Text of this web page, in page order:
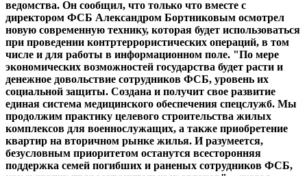
ведомства. Он сообщил, что только что вместе с
директором ФСБ Александром Бортниковым осмотрел
новую современную технику, которая будет использоваться
при проведении контртеррористических операций, в том
числе и для работы в информационном поле. "По мере
экономических возможностей государства будет расти и
денежное довольствие сотрудников ФСБ, уровень их
социальной защиты. Создана и получит свое развитие
единая система медицинского обеспечения спецслужб. Мы
продолжим практику целевого строительства жилых
комплексов для военнослужащих, а также приобретение
квартир на вторичном рынке жилья. И разумеется,
безусловным приоритетом останутся всесторонняя
поддержка семей погибших и раненых сотрудников ФСБ,